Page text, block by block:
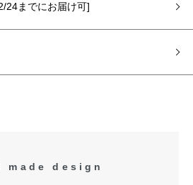
24までにお届け可]
made design